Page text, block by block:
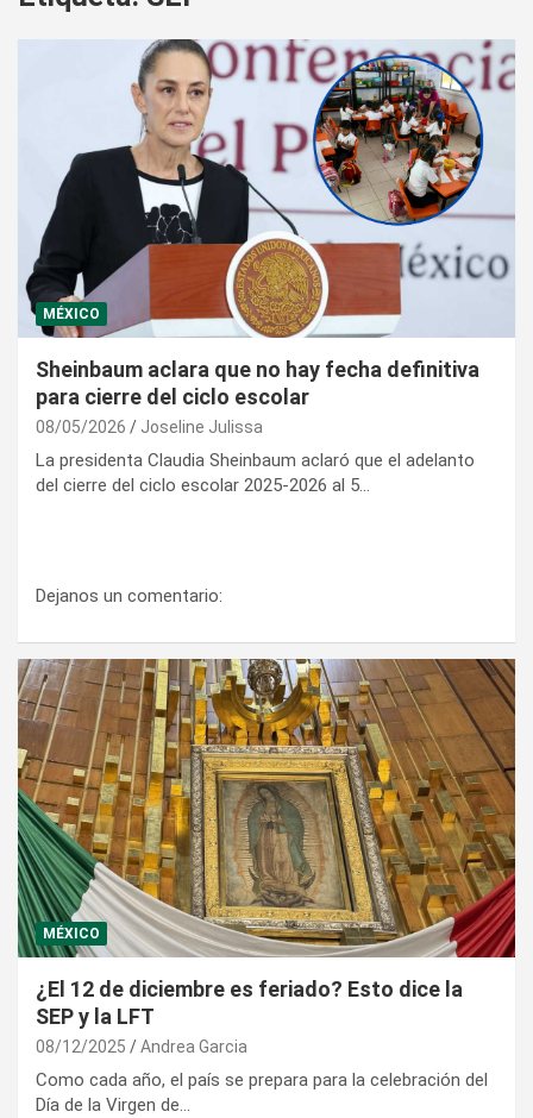
MÉXICO
Sheinbaum aclara que no hay fecha definitiva
para cierre del ciclo escolar
08/05/2026 Joseline Julissa
La presidenta Claudia Sheinbaum aclaró que el adelanto
del cierre del ciclo escolar 2025-2026 al 5…
Dejanos un comentario:
MÉXICO
¿El 12 de diciembre es feriado? Esto dice la
SEP y la LFT
08/12/2025 Andrea Garcia
Como cada año, el país se prepara para la celebración del
Día de la Virgen de…